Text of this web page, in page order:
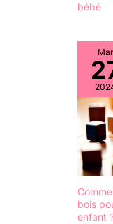
bébé
Mar
bois
enfant